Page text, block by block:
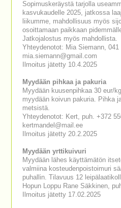
Sopimuskeräystä tarjolla
kasvukaudelle 2025, jatkossa
liikumme, mahdollisuus myös
osoittamaan paikkaan
Jatkojalostus myös mahdollista.
Yhteydenotot: Mia Siemann, 041
mia.siemann@gmail.com
Ilmoitus jätetty 10.4.2025
Myydään pihkaa ja pakuria
Myydään kuusenpihkaa 30 eur/
myydään koivun pakuria. Pihka
metsistä.
Yhteydenotot: Kert, puh. +372
kertmandel@mail.ee
Ilmoitus jätetty 20.2.2025
Myydään yrttikuivuri
Myydään lähes käyttämätön
valmiina kosteudenpoistoimuri
puhallin. Tilavuus 12
Hopun Loppu Rane Säkkinen,
Ilmoitus jätetty 17.02.2025